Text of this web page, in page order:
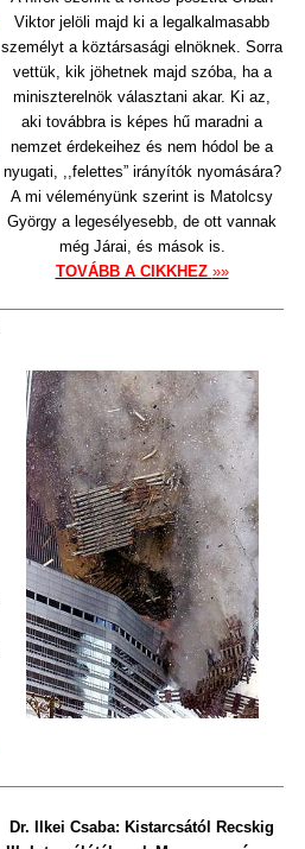
Viktor jelöli majd ki a legalkalmasabb
személyt a köztársasági elnöknek. Sorra
vettük, kik jöhetnek majd szóba, ha a
miniszterelnök választani akar. Ki az,
aki továbbra is képes hű maradni a
nemzet érdekeihez és nem hódol be a
nyugati, ,,felettes” irányítók nyomására?
A mi véleményünk szerint is Matolcsy
György a legesélyesebb, de ott vannak
még Járai, és mások is.
TOVÁBB A CIKKHEZ »»
Dr. Ilkei Csaba: Kistarcsától Recskig